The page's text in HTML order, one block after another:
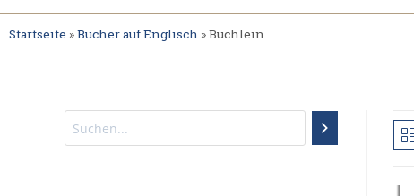
Startseite »Bücher auf Englisch »Büchlein